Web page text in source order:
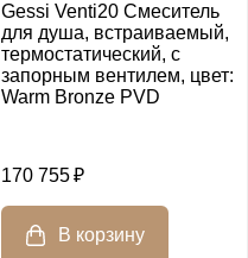
Gessi Venti20 Смеситель
для душа, встраиваемый,
термостатический, с
запорным вентилем, цвет:
Warm Bronze PVD
170 755